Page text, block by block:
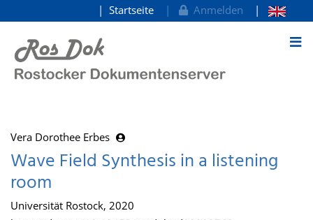
zum Inhalt
Startseite Anmelden
Vera Dorothee Erbes
Wave Field Synthesis in a listening
room
Universität Rostock, 2020